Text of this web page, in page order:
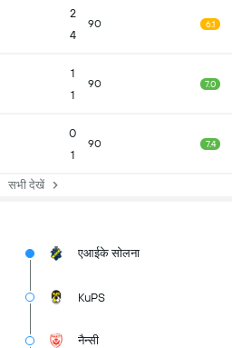
2
4
90 6.1
1
1
90 7.0
0
1
90 7.4
सभी देखें
एआईके सोलना
KuPS
नैन्सी